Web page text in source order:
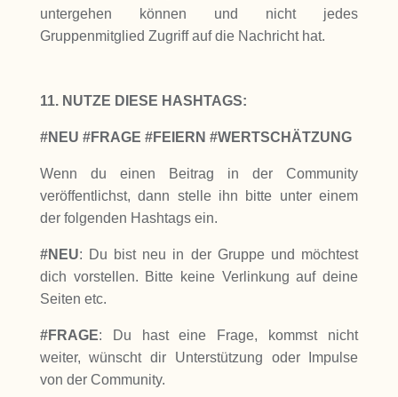
untergehen können und nicht jedes
Gruppenmitglied Zugriff auf die Nachricht hat.
11. NUTZE DIESE HASHTAGS:
#NEU #FRAGE #FEIERN #WERTSCHÄTZUNG
Wenn du einen Beitrag in der Community
veröffentlichst, dann stelle ihn bitte unter einem
der folgenden Hashtags ein.
#NEU: Du bist neu in der Gruppe und möchtest
dich vorstellen. Bitte keine Verlinkung auf deine
Seiten etc.
#FRAGE: Du hast eine Frage, kommst nicht
weiter, wünscht dir Unterstützung oder Impulse
von der Community.